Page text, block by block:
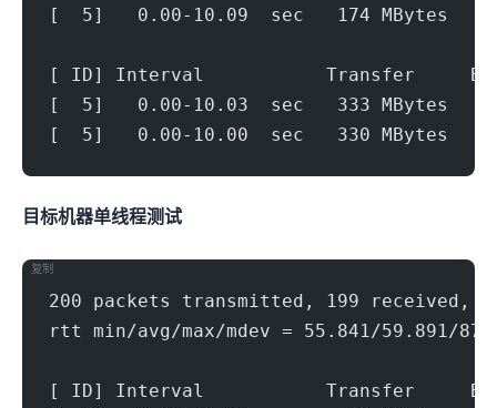
[  5]   0.00-10.09  sec   174 MBytes
[ ID] Interval           Transfer
[  5]   0.00-10.03  sec   333 MBytes
[  5]   0.00-10.00  sec   330 MBytes
目标机器 IPERF3单线程测试
200 packets transmitted, 199 received,
rtt min/avg/max/mdev = 55.841/59.891/
[ ID] Interval           Transfer
复制